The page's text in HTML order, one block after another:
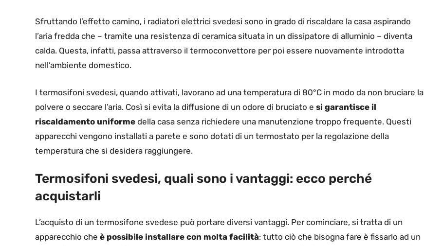
Sfruttando l’effetto camino, i radiatori elettrici svedesi sono in grado di riscaldare la casa aspirando
l’aria fredda che – tramite una resistenza di ceramica situata in un dissipatore di alluminio – diventa
calda. Questa, infatti, passa attraverso il termoconvettore per poi essere nuovamente introdotta
nell’ambiente domestico.
I termosifoni svedesi, quando attivati, lavorano ad una temperatura di 80°C in modo da non bruciare la
polvere o seccare l’aria. Così si evita la diffusione di un odore di bruciato e si garantisce il
riscaldamento uniforme della casa senza richiedere una manutenzione troppo frequente. Questi
apparecchi vengono installati a parete e sono dotati di un termostato per la regolazione della
temperatura che si desidera raggiungere.
Termosifoni svedesi, quali sono i vantaggi: ecco perché
acquistarli
L’acquisto di un termosifone svedese può portare diversi vantaggi. Per cominciare, si tratta di un
apparecchio che è possibile installare con molta facilità: tutto ciò che bisogna fare è fissarlo ad un